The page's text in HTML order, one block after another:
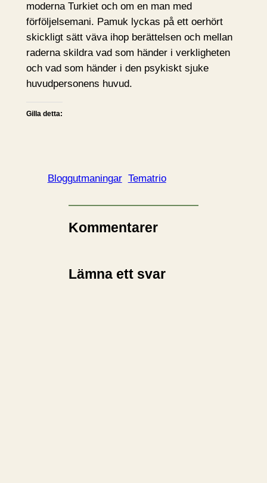
moderna Turkiet och om en man med
förföljelsemani. Pamuk lyckas på ett oerhört
skickligt sätt väva ihop berättelsen och mellan
raderna skildra vad som händer i verkligheten
och vad som händer i den psykiskt sjuke
huvudpersonens huvud.
Gilla detta:
Bloggutmaningar Tematrio
Kommentarer
Lämna ett svar